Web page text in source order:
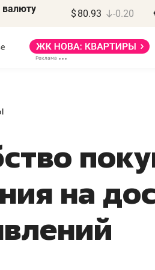
валюту $ 80.93 -0.20
на
Василь Мазитов
«Не зная местных
правил, бизнес может
потерять минимум